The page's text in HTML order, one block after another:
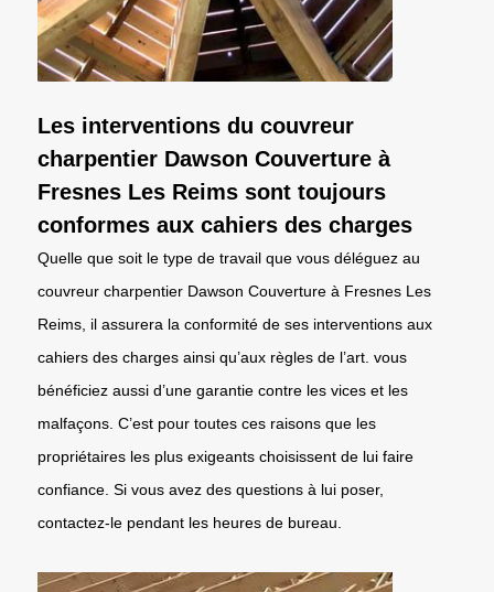
Les interventions du couvreur
charpentier Dawson Couverture à
Fresnes Les Reims sont toujours
conformes aux cahiers des charges
Quelle que soit le type de travail que vous déléguez au
couvreur charpentier Dawson Couverture à Fresnes Les
Reims, il assurera la conformité de ses interventions aux
cahiers des charges ainsi qu’aux règles de l’art. vous
bénéficiez aussi d’une garantie contre les vices et les
malfaçons. C’est pour toutes ces raisons que les
propriétaires les plus exigeants choisissent de lui faire
confiance. Si vous avez des questions à lui poser,
contactez-le pendant les heures de bureau.